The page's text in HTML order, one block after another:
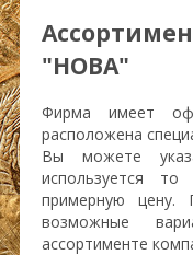
"НОВА"
Фирма имеет
расположена
Вы можете
используется
примерную цену.
возможные
ассортименте